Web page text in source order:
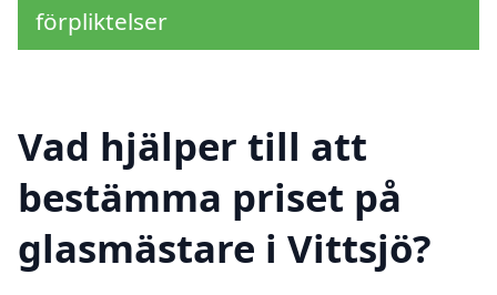
förpliktelser
Vad hjälper till att
bestämma priset på
glasmästare i Vittsjö?